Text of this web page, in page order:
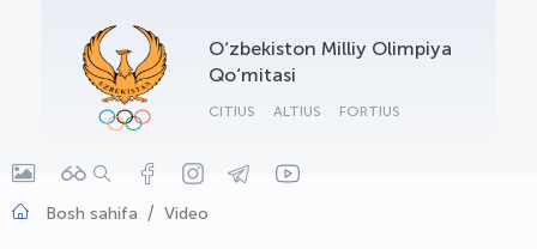
O‘zbekiston Milliy Olimpiya
Qo‘mitasi
CITIUS ALTIUS FORTIUS
Bosh sahifa Video
OLYMPCHIK AI - yordamchi
Onlayn · olympic.uz